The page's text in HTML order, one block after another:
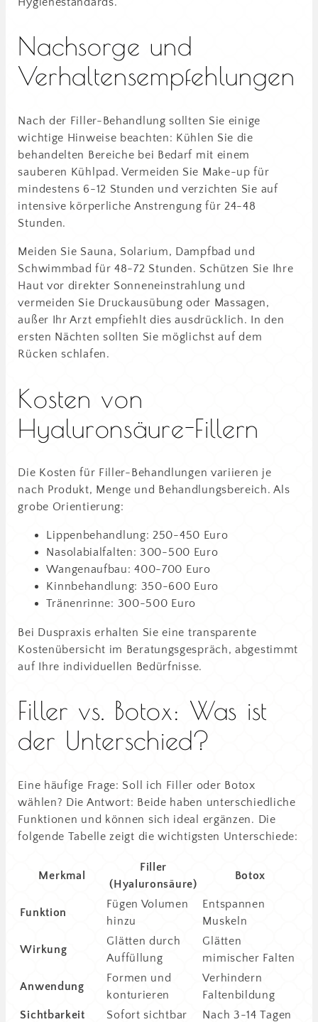
Nachsorge und
Verhaltensempfehlungen
Nach der Filler-Behandlung sollten Sie einige
wichtige Hinweise beachten: Kühlen Sie die
behandelten Bereiche bei Bedarf mit einem
sauberen Kühlpad. Vermeiden Sie Make-up für
mindestens 6-12 Stunden und verzichten Sie auf
intensive körperliche Anstrengung für 24-48
Stunden.
Meiden Sie Sauna, Solarium, Dampfbad und
Schwimmbad für 48-72 Stunden. Schützen Sie Ihre
Haut vor direkter Sonneneinstrahlung und
vermeiden Sie Druckausübung oder Massagen,
außer Ihr Arzt empfiehlt dies ausdrücklich. In den
ersten Nächten sollten Sie möglichst auf dem
Rücken schlafen.
Kosten von
Hyaluronsäure-Fillern
Die Kosten für Filler-Behandlungen variieren je
nach Produkt, Menge und Behandlungsbereich. Als
grobe Orientierung:
Lippenbehandlung: 250-450 Euro
Nasolabialfalten: 300-500 Euro
Wangenaufbau: 400-700 Euro
Kinnbehandlung: 350-600 Euro
Tränenrinne: 300-500 Euro
Bei Duspraxis erhalten Sie eine transparente
Kostenübersicht im Beratungsgespräch, abgestimmt
auf Ihre individuellen Bedürfnisse.
Filler vs. Botox: Was ist
der Unterschied?
Eine häufige Frage: Soll ich Filler oder Botox
wählen? Die Antwort: Beide haben unterschiedliche
Funktionen und können sich ideal ergänzen. Die
folgende Tabelle zeigt die wichtigsten Unterschiede:
Merkmal
Filler
(Hyaluronsäure)
Botox
Funktion
Fügen Volumen
hinzu
Entspannen
Muskeln
Wirkung
Glätten durch
Auffüllung
Glätten
mimischer Falten
Anwendung
Formen und
konturieren
Verhindern
Faltenbildung
Sichtbarkeit
Sofort sichtbar
Nach 3-14 Tagen